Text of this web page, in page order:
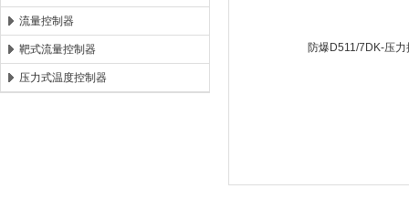
流量控制器
靶式流量控制器
压力式温度控制器